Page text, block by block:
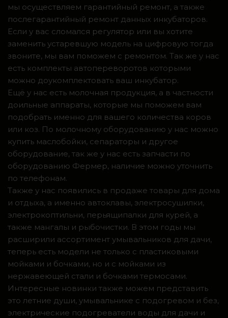
мы осуществляем гарантийный ремонт, а также
послегарантийный ремонт данных инкубаторов.
Если у вас сломался регулятор или вы хотите
заменить устаревшую модель на цифровую тогда
звоните, мы вам поможем с ремонтом. Так же у нас
есть комплекты автопереворотов которыми
можно доукомплектовать ваш инкубатор.
Ещё у нас есть молочная продукция, а в частности
доильные аппараты, которые мы поможем вам
подобрать именно для вашего количества коров
или коз. По молочному оборудованию у нас можно
купить маслобойки, сепараторы и другое
оборудование, так же у нас есть запчасти по
оборудованию Фермер, наличие можно уточнить
по телефонам.
Также у нас появились в продаже товары для дома
и отдыха, а именно автоклавы, электросушилки,
электрокоптильни, перьящипалки для курей, а
также мангалы и рыбочистки. В этом годы мы
расширили ассортимент умывальников для дачи,
теперь есть модели не только с пластиковыми
мойками и бочками, но и с мойками из
нержавеющей стали и бочками термосами.
Интересные новинки также можем представить
это летние души, умывальнике с подогревом и без,
электрические подогреватели воды для дачи и